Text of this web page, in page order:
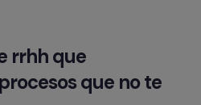
rrhh que
que no te